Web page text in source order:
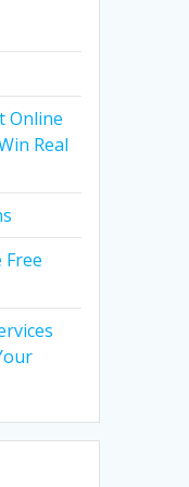
Online
Real